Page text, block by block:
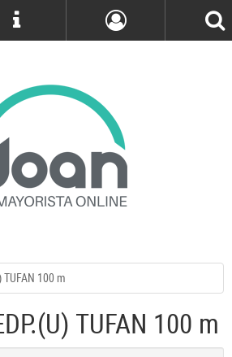
TUFAN 100 m
TUFAN 100 m